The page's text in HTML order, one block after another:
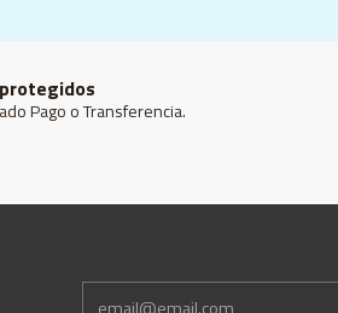
Pago o Transferencia.